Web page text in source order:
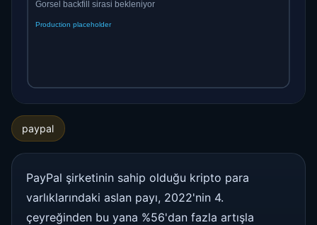
paypal
PayPal şirketinin sahip olduğu kripto para
varlıklarındaki aslan payı, 2022'nin 4.
çeyreğinden bu yana %56'dan fazla artışla